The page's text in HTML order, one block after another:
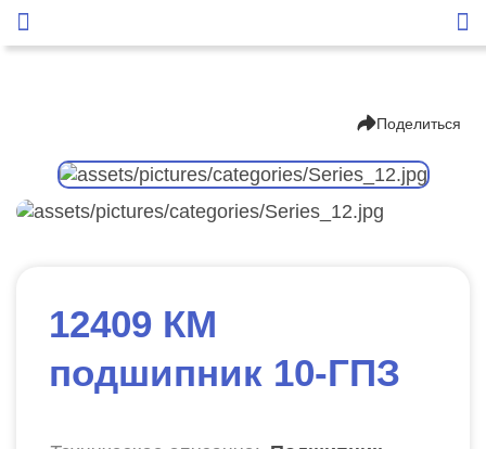
Поделиться
12409 КМ
подшипник 10-ГПЗ